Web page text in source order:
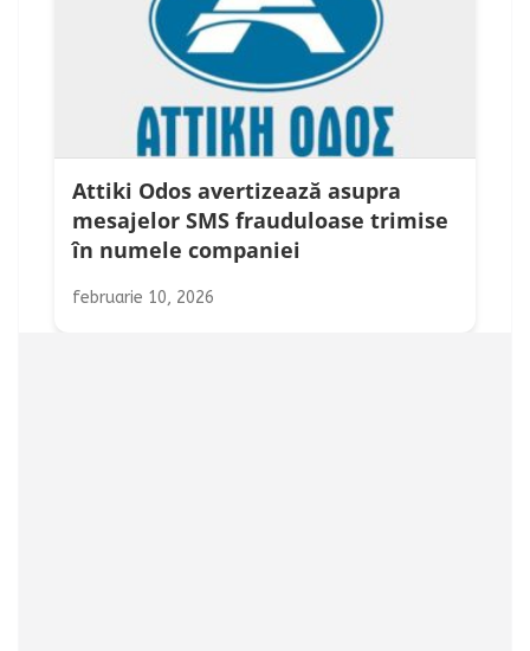
Attiki Odos avertizează asupra
mesajelor SMS frauduloase trimise
în numele companiei
februarie 10, 2026